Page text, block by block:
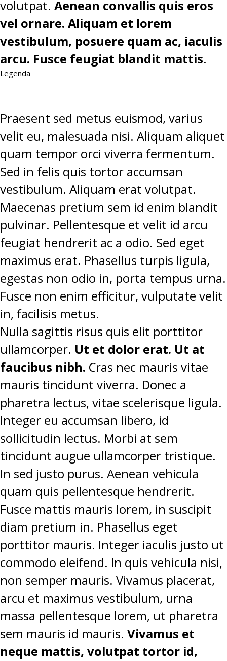
volutpat. Aenean convallis quis eros
vel ornare. Aliquam et lorem
vestibulum, posuere quam ac, iaculis
arcu. Fusce feugiat blandit mattis.
Legenda
Praesent sed metus euismod, varius
velit eu, malesuada nisi. Aliquam aliquet
quam tempor orci viverra fermentum.
Sed in felis quis tortor accumsan
vestibulum. Aliquam erat volutpat.
Maecenas pretium sem id enim blandit
pulvinar. Pellentesque et velit id arcu
feugiat hendrerit ac a odio. Sed eget
maximus erat. Phasellus turpis ligula,
egestas non odio in, porta tempus urna.
Fusce non enim efficitur, vulputate velit
in, facilisis metus.
Nulla sagittis risus quis elit porttitor
ullamcorper. Ut et dolor erat. Ut at
faucibus nibh. Cras nec mauris vitae
mauris tincidunt viverra. Donec a
pharetra lectus, vitae scelerisque ligula.
Integer eu accumsan libero, id
sollicitudin lectus. Morbi at sem
tincidunt augue ullamcorper tristique.
In sed justo purus. Aenean vehicula
quam quis pellentesque hendrerit.
Fusce mattis mauris lorem, in suscipit
diam pretium in. Phasellus eget
porttitor mauris. Integer iaculis justo ut
commodo eleifend. In quis vehicula nisi,
non semper mauris. Vivamus placerat,
arcu et maximus vestibulum, urna
massa pellentesque lorem, ut pharetra
sem mauris id mauris. Vivamus et
neque mattis, volutpat tortor id,